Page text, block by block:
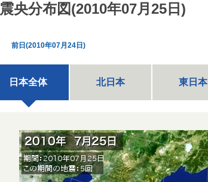
震央分布図(2010年07月25日)
前日(2010年07月24日)
日本全体 北日本 東日本